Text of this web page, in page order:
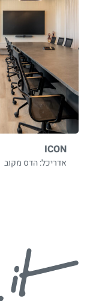
ICON
אדריכל: הדס מקוב